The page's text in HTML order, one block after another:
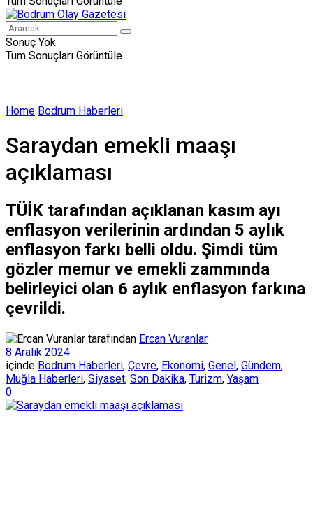
Sonuç Yok
Tüm Sonuçları Görüntüle
Home Bodrum Haberleri
Saraydan emekli maaşı
açıklaması
TÜİK tarafından açıklanan kasım ayı
enflasyon verilerinin ardından 5 aylık
enflasyon farkı belli oldu. Şimdi tüm
gözler memur ve emekli zammında
belirleyici olan 6 aylık enflasyon farkına
çevrildi.
tarafından Ercan Vuranlar
8 Aralık 2024
içinde Bodrum Haberleri, Çevre, Ekonomi, Genel, Gündem,
Muğla Haberleri, Siyaset, Son Dakika, Turizm, Yaşam
0